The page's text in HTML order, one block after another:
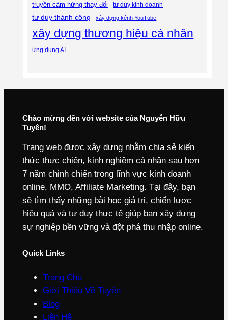
truyền cảm hứng thay đổi tư duy kinh doanh
tư duy thành công xây dựng kênh YouTube
xây dựng thương hiệu cá nhân
ứng dụng AI
Chào mừng đến với website của Nguyễn Hữu
Tuyên!
Trang web được xây dựng nhằm chia sẻ kiến
thức thực chiến, kinh nghiệm cá nhân sau hơn
7 năm chinh chiến trong lĩnh vực kinh doanh
online, MMO, Affiliate Marketing. Tại đây, bạn
sẽ tìm thấy những bài học giá trị, chiến lược
hiệu quả và tư duy thực tế giúp bạn xây dựng
sự nghiệp bền vững và đột phá thu nhập online.
Quick Links
Trang Chủ
Giới Thiệu Về Tuyên
Blog
Liên Hệ